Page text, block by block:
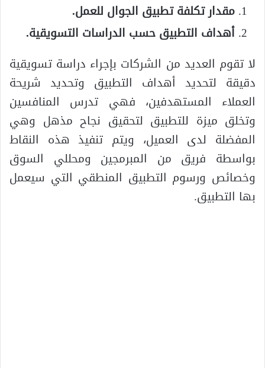
مقدار تكلفة تطبيق الجوال للعمل.
أهداف التطبيق حسب الدراسات التسويقية.
لا تقوم العديد من الشركات بإجراء دراسة تسويقية
دقيقة لتحديد أهداف التطبيق وتحديد شريحة
العملاء المستهدفين، فهي تدرس المنافسين
وتخلق ميزة للتطبيق لتحقيق نجاح مذهل وهي
المفضلة لدى العميل، ويتم تنفيذ هذه النقاط
بواسطة فريق من المبرمجين ومحللي السوق
وخصائص ورسوم التطبيق المنطقي التي سيعمل
بها التطبيق.